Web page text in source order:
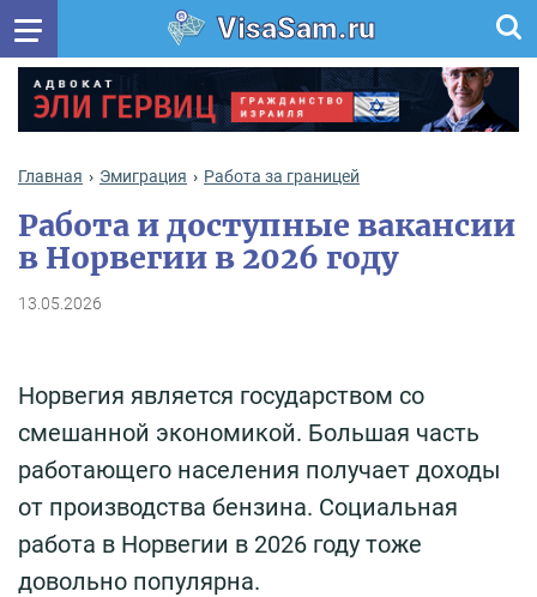
VisaSam.ru
Главная Эмиграция Работа за границей
Работа и доступные вакансии
в Норвегии в 2026 году
13.05.2026
Норвегия является государством со
смешанной экономикой. Большая часть
работающего населения получает доходы
от производства бензина. Социальная
работа в Норвегии в 2026 году тоже
довольно популярна.